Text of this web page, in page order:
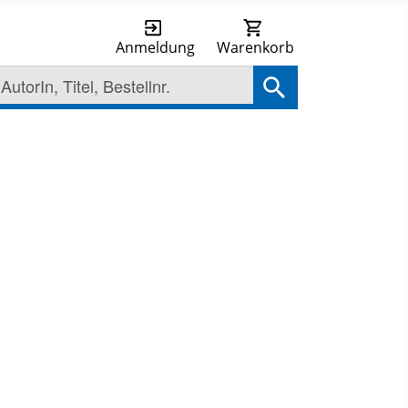
Anmeldung Warenkorb